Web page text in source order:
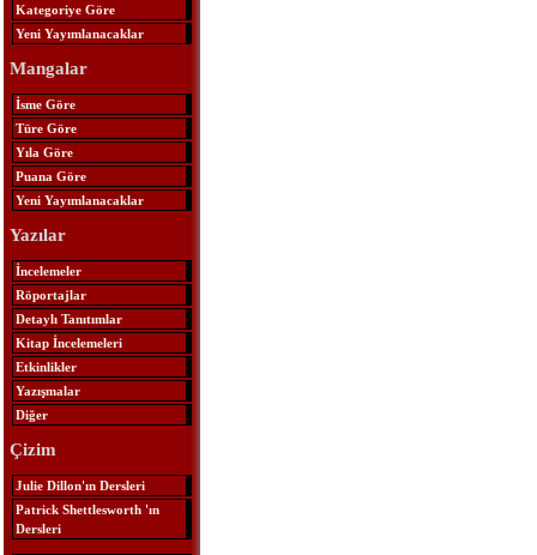
Kategoriye Göre
Yeni Yayımlanacaklar
Mangalar
İsme Göre
Türe Göre
Yıla Göre
Puana Göre
Yeni Yayımlanacaklar
Yazılar
İncelemeler
Röportajlar
Detaylı Tanıtımlar
Kitap İncelemeleri
Etkinlikler
Yazışmalar
Diğer
Çizim
Julie Dillon'ın Dersleri
Patrick Shettlesworth 'ın
Dersleri